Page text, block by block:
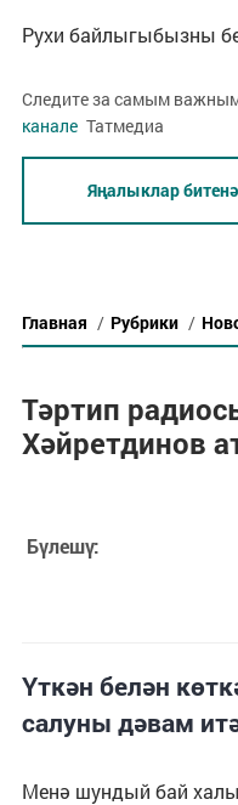
Рухи байлыгыбызны
Следите за самым
канале Татмедиа
Яңалыклар битенә
Главная / Рубрики /
Тәртип
Хәйретдинов
Бүлешү:
Үткән белән
салуны дәвам
Менә шундый бай